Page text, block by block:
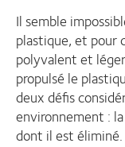
Il semble
plastique, et pour
polyvalent et
propulsé le
deux défis
environnement :
dont il est éliminé.